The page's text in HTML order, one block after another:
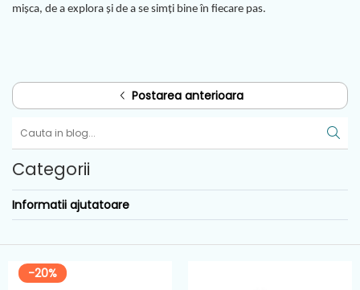
mișca, de a explora și de a se simți bine în fiecare pas.
Postarea anterioara
Categorii
Informatii ajutatoare
-20%